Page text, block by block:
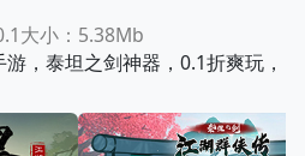
大小：5.38Mb
，泰坦之剑神器，0.1折爽玩，